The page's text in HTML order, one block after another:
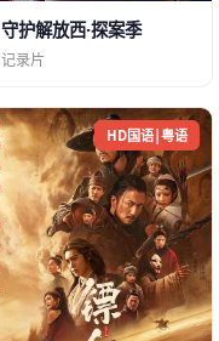
守护解放西·探案季
记录片
HD国语|粤语